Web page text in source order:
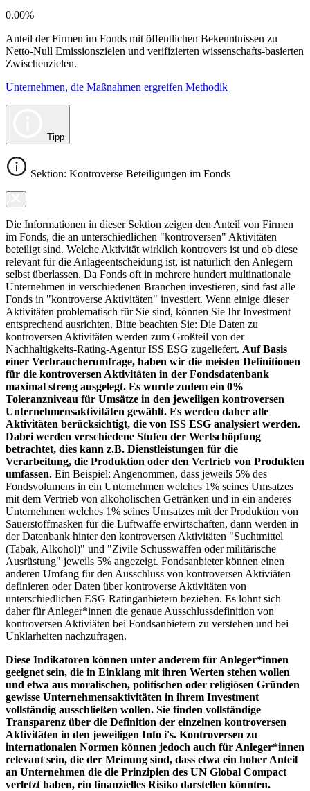
0.00%
Anteil der Firmen im Fonds mit öffentlichen Bekenntnissen zu
Netto-Null Emissionszielen und verifizierten wissenschafts-basierten
Zwischenzielen.
Unternehmen, die Maßnahmen ergreifen Methodik
Tipp
Sektion: Kontroverse Beteiligungen im Fonds
Die Informationen in dieser Sektion zeigen den Anteil von Firmen
im Fonds, die an unterschiedlichen "kontroversen" Aktivitäten
beteiligt sind. Welche Aktivität wirklich kontrovers ist und ob diese
relevant für die Anlageentscheidung ist, ist natürlich den Anlegern
selbst überlassen. Da Fonds oft in mehrere hundert multinationale
Unternehmen in verschiedenen Branchen investieren, sind fast alle
Fonds in "kontroverse Aktivitäten" investiert. Wenn einige dieser
Aktivitäten problematisch für Sie sind, können Sie Ihr Investment
entsprechend ausrichten. Bitte beachten Sie: Die Daten zu
kontroversen Aktivitäten werden zum Großteil von der
Nachhaltigkeits-Rating-Agentur ISS ESG zugeliefert. Auf Basis
einer Verbraucherumfrage, haben wir die meisten Definitionen
für die kontroversen Aktivitäten in der Fondsdatenbank
maximal streng ausgelegt. Es wurde zudem ein 0%
Toleranzniveau für Umsätze in den jeweiligen kontroversen
Unternehmensaktivitäten gewählt. Es werden daher alle
Aktivitäten berücksichtigt, die von ISS ESG analysiert werden.
Dabei werden verschiedene Stufen der Wertschöpfung
betrachtet, dies kann z.B. Dienstleistungen für die
Verarbeitung, die Produktion oder den Vertrieb von Produkten
umfassen. Ein Beispiel: Angenommen, dass jeweils 5% des
Fondsvolumens in ein Unternehmen welches 1% seines Umsatzes
mit dem Vertrieb von alkoholischen Getränken und in ein anderes
Unternehmen welches 1% seines Umsatzes mit der Produktion von
Sauerstoffmasken für die Luftwaffe erwirtschaften, dann werden in
der Datenbank hinter den kontroversen Aktivitäten "Suchtmittel
(Tabak, Alkohol)" und "Zivile Schusswaffen oder militärische
Ausrüstung" jeweils 5% angezeigt. Fondsanbieter können einen
anderen Umfang für den Ausschluss von kontroversen Aktiviäten
definieren oder Daten über kontroverse Aktivitäten von
unterschiedlichen ESG Ratinganbietern beziehen. Es lohnt sich
daher für Anleger*innen die genaue Ausschlussdefinition von
kontroversen Aktiviäten bei Fondsanbietern zu verstehen und bei
Unklarheiten nachzufragen.
Diese Indikatoren können unter anderem für Anleger*innen
geeignet sein, die in Einklang mit ihren Werten stehen wollen
und etwa aus moralischen, politischen oder religiösen Gründen
gewisse Unternehmensaktivitäten in ihrem Investment
vollständig ausschließen wollen. Sie finden vollständige
Transparenz über die Definition der einzelnen kontroversen
Aktivitäten in den jeweiligen Info i's. Kontroversen zu
internationalen Normen können jedoch auch für Anleger*innen
relevant sein, die der Meinung sind, dass etwa ein hoher Anteil
an Unternehmen die die Prinzipien des UN Global Compact
verletzt haben, ein finanzielles Risiko darstellen könnten.